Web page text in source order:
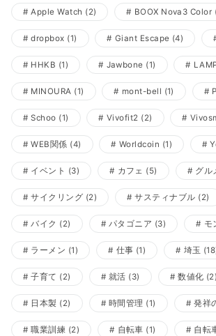
Apple Watch (2) BOOX Nova3 Color
dropbox (1) Giant Escape (4)
HHKB (1) Jawbone (1)
MINOURA (1) mont-bell (1)
Schoo (1) Vivofit2 (2)
WEB関係 (4) Worldcoin (1)
イベント (3) カフェ (5) グル
サイクリング (2) サスティナブル (2)
バイク (2) パタゴニア (3) モ
ラーメン (1) 仕事 (1) 埼玉
子育て (2) 就活 (3) 数値化 (2)
日本製 (2) 時間管理 (1) 発祥
職業訓練 (2) 自転車 (1) 自転